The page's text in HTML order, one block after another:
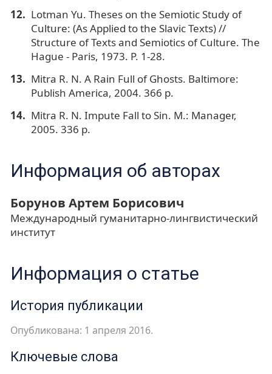
Lotman Yu. Thеses on thе Semiotic Study of
Culture: (As Applied to the Slavic Texts) //
Structure of Texts and Semiotics of Culture. The
Hague - Paris, 1973. P. 1-28.
Mitra R. N. A Rain Full of Ghosts. Baltimore:
Publish America, 2004. 366 p.
Mitra R. N. Impute Fall to Sin. М.: Manager,
2005. 336 р.
Информация об авторах
Борунов Артем Борисович
Международный гуманитарно-лингвистический
институт
Информация о статье
История публикации
Опубликована: 1 апреля 2016.
Ключевые слова